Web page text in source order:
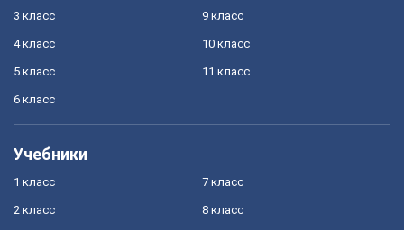
3 класс
4 класс
5 класс
6 класс
9 класс
10 класс
11 класс
Учебники
1 класс
2 класс
7 класс
8 класс